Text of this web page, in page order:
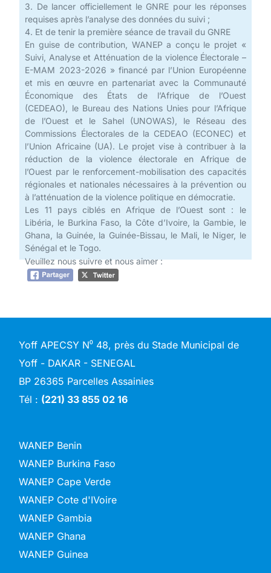
3. De lancer officiellement le GNRE pour les réponses
requises après l’analyse des données du suivi ;
4. Et de tenir la première séance de travail du GNRE
En guise de contribution, WANEP a conçu le projet «
Suivi, Analyse et Atténuation de la violence Électorale –
E-MAM 2023-2026 » financé par l’Union Européenne
et mis en œuvre en partenariat avec la Communauté
Économique des États de l’Afrique de l’Ouest
(CEDEAO), le Bureau des Nations Unies pour l’Afrique
de l’Ouest et le Sahel (UNOWAS), le Réseau des
Commissions Électorales de la CEDEAO (ECONEC) et
l’Union Africaine (UA). Le projet vise à contribuer à la
réduction de la violence électorale en Afrique de
l’Ouest par le renforcement-mobilisation des capacités
régionales et nationales nécessaires à la prévention ou
à l’atténuation de la violence politique en démocratie.
Les 11 pays ciblés en Afrique de l’Ouest sont : le
Libéria, le Burkina Faso, la Côte d’Ivoire, la Gambie, le
Ghana, la Guinée, la Guinée-Bissau, le Mali, le Niger, le
Sénégal et le Togo.
Veuillez nous suivre et nous aimer :
Yoff APECSY N⁰ 48, près du Stade Municipal de
Yoff - DAKAR - SENEGAL
BP 26365 Parcelles Assainies
Tél : (221) 33 855 02 16
WANEP Benin
WANEP Burkina Faso
WANEP Cape Verde
WANEP Cote d'IVoire
WANEP Gambia
WANEP Ghana
WANEP Guinea